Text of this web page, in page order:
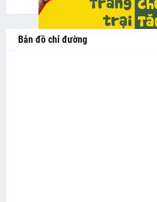
Bản đồ chỉ đường